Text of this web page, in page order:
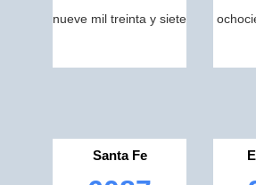
nueve mil treinta y siete
Santa Fe